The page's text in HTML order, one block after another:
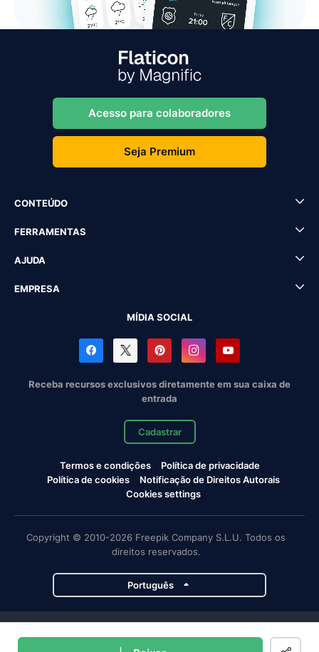
Acesso para colaboradores
Seja Premium
CONTEÚDO
FERRAMENTAS
AJUDA
EMPRESA
MÍDIA SOCIAL
Receba recursos exclusivos diretamente em sua caixa de
entrada
Cadastrar
Termos e condições
Política de privacidade
Política de cookies
Notificação de Direitos Autorais
Cookies settings
Copyright © 2010-2026 Freepik Company S.L.U. Todos os
direitos reservados.
Português